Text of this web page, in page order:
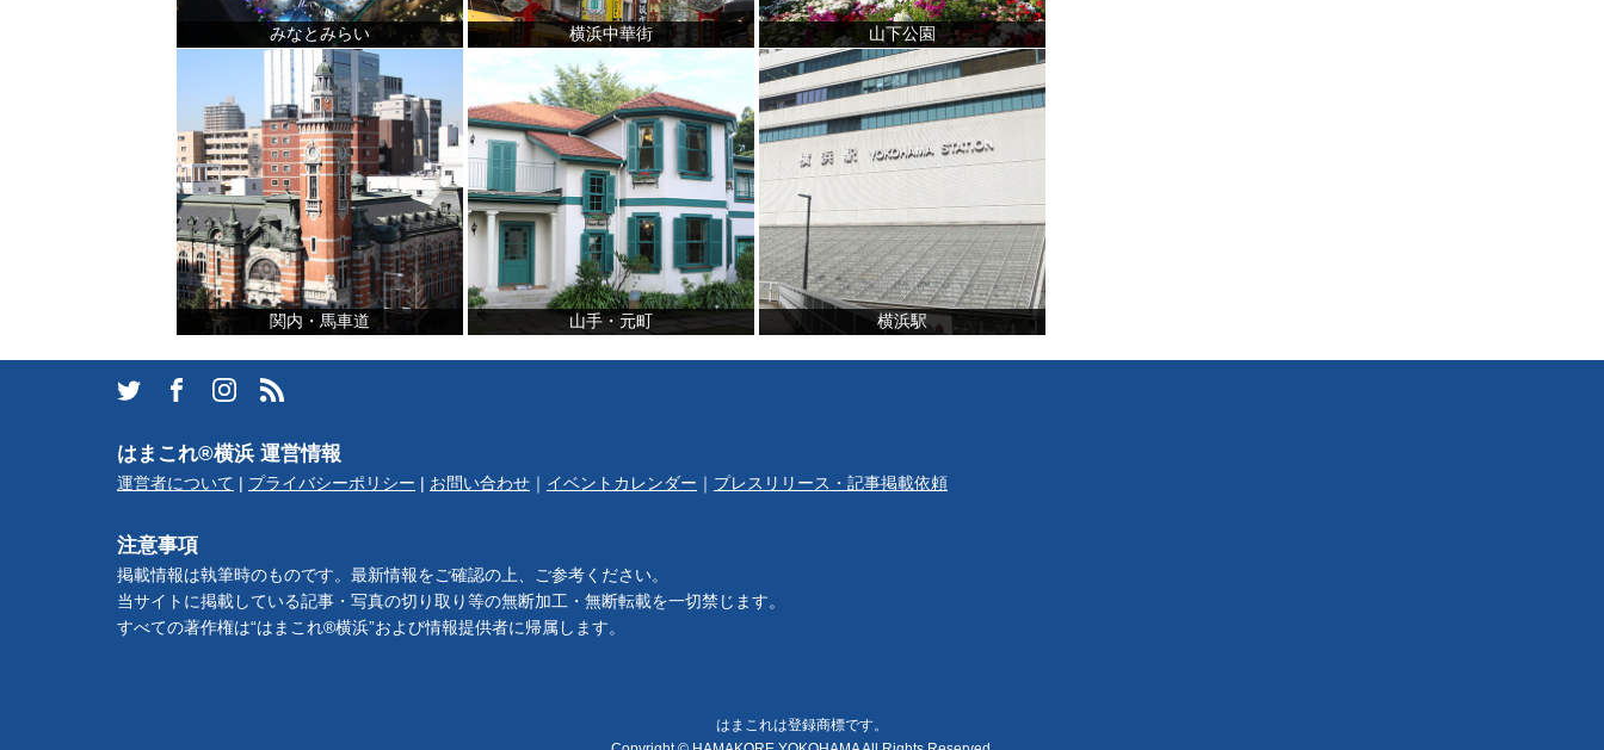
みなとみらい 横浜中華街 山下公園
関内・馬車道 山手・元町 横浜駅
サイトについて
はまこれ®横浜 運営情報
運営者について プライバシーポリシー お問い合わせ イベントカレンダー プレスリリース・記事掲載依頼
注意事項
掲載情報は執筆時のものです。最新情報をご確認の上、ご参考ください。
当サイトに掲載している記事・写真の切り取り等の無断加工・無断転載を一切禁じます。
すべての著作権は“はまこれ®横浜”および情報提供者に帰属します。
はまこれは登録商標です。